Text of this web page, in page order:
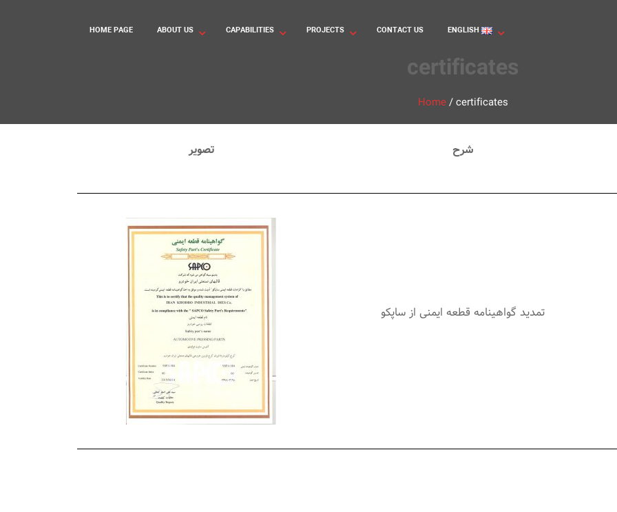
ENGLISH
CONTACT US
PROJECTS
CAPABILITIES
ABOUT US
HOME PAGE
certificates
Home/certificates
شرح تصویر
تمدید گواهینامه قطعه ایمنی از ساپکو